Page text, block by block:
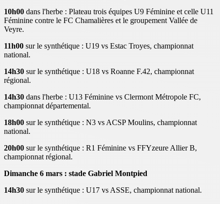
10h00 dans l'herbe : Plateau trois équipes U9 Féminine et celle U11
Féminine contre le FC Chamalières et le groupement Vallée de
Veyre.
11h00 sur le synthétique : U19 vs Estac Troyes, championnat
national.
14h30 sur le synthétique : U18 vs Roanne F.42, championnat
régional.
14h30 dans l'herbe : U13 Féminine vs Clermont Métropole FC,
championnat départemental.
18h00 sur le synthétique : N3 vs ACSP Moulins, championnat
national.
20h00 sur le synthétique : R1 Féminine vs FFYzeure Allier B,
championnat régional.
Dimanche 6 mars : stade Gabriel Montpied
14h30 sur le synthétique : U17 vs ASSE, championnat national.